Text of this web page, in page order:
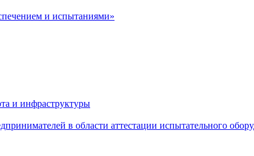
и испытаниями»
и инфраструктуры
в области аттестации испытательного